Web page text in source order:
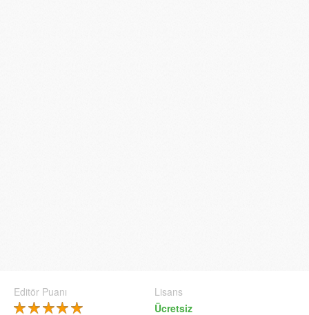
Editör Puanı
Lisans
Ücretsiz